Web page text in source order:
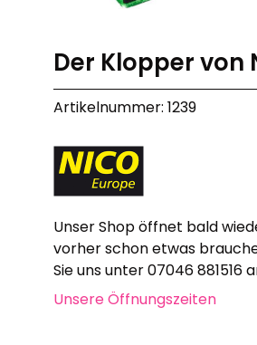
Der Klopper von
Artikelnummer: 1239
Unser Shop öffnet bald
vorher schon etwas
Sie uns unter 07046 881516
Unsere Öffnungszeiten